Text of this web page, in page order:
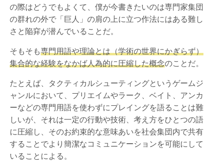
の際はどうでもよくて、僕が今書きたいのは専門家集団
の群れの外で「巨人」の肩の上に立つ作法にはある難し
さと陥穽が潜んでいることだ。
そもそも専門用語や理論とは（学術の世界にかぎらず）
集合的な経験をなかば人為的に圧縮した概念のことだ。
たとえば、タクティカルシューティングというゲームジ
ャンルにおいて、プリエイムやラーク、ベイト、アンカ
ーなどの専門用語を使わずにプレイングを語ることは難
しいが、それは一定の行動や技術、考え方をひとつの語
に圧縮し、そのお約束的な意味あいを社会集団内で共有
することでより簡潔なコミュニケーションを可能にして
いることによる。